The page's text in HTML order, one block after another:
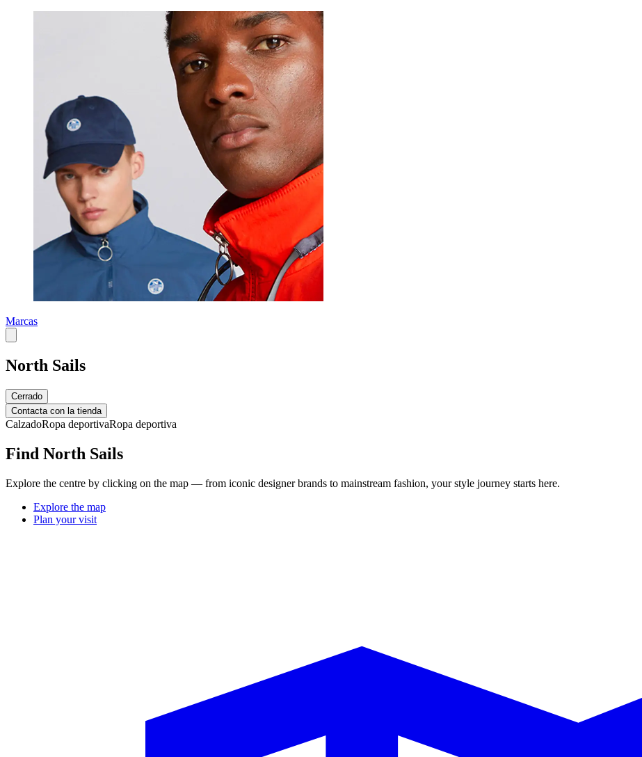
Marcas
North Sails
Cerrado
Contacta con la tienda
CalzadoRopa deportivaRopa deportiva
Find North Sails
Explore the centre by clicking on the map — from iconic designer brands to mainstream fashion, your style journey starts here.
Explore the map
Plan your visit